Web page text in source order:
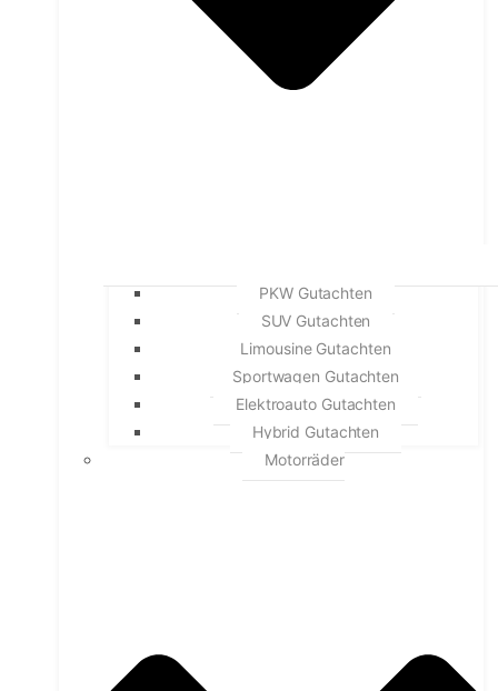
PKW Gutachten
SUV Gutachten
Limousine Gutachten
Sportwagen Gutachten
Elektroauto Gutachten
Hybrid Gutachten
Motorräder